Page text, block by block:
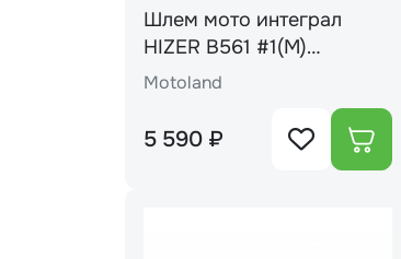
Шлем мото интеграл
HIZER B561 #1(М)
black/yellow
Motoland
5 590 ₽